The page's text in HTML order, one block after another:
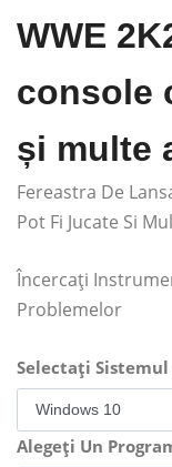
WWE
console
și multe
Fereastra De
Pot Fi Jucate Si
Încercați
Problemelor
Selectați
Alegeți Un